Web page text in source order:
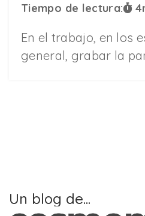
Tiempo de lectura: 4
En el trabajo, en los
general, grabar la
Un blog de...